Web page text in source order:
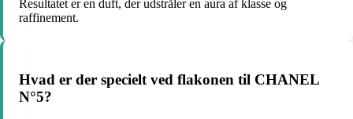
Resultatet er en duft, der udstråler en aura af klasse og
raffinement.
Hvad er der specielt ved flakonen til CHANEL
N°5?